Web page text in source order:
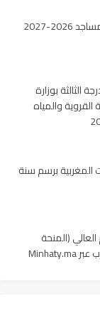
2027
من الدرجة الثالثة بوزارة
القروية والمياه
المغربية برسم سنة
(المنحة